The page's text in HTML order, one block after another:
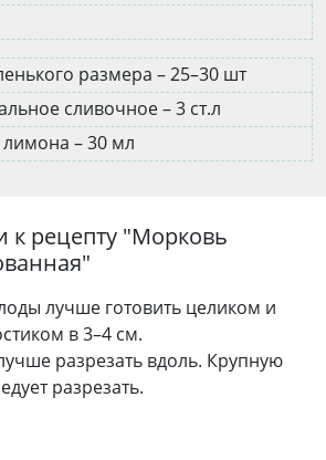
размера – 25–30 шт
сливочное – 3 ст.л
лимона – 30 мл
к рецепту "Морковь
"
лучше готовить целиком и
в 3–4 см.
разрезать вдоль. Крупную
разрезать.